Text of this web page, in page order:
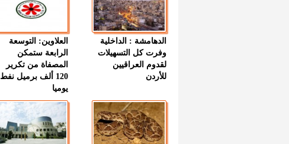
الدهامشة : الداخلية
وفرت كل التسهيلات
لقدوم العراقيين
للأردن
العلاوين: التوسعة
الرابعة ستمكن
المصفاة من تكرير
120 ألف برميل نفط
يوميا